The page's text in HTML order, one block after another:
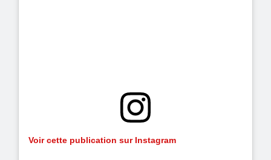
Voir cette publication sur Instagram